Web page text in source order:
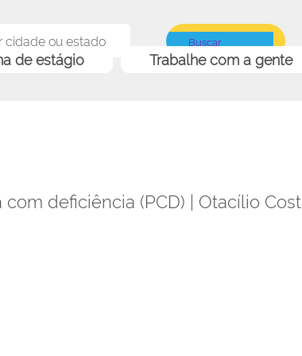
de estágio Trabalhe com a gente
deficiência (PCD) | Otacílio